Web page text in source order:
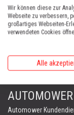
Landstraße 28, 6714
Tel:+43 (0)5552 63868
Fax: +43 (0)5552 66745
office@vonblon.cc
FORST &
AUTOMOWER
Automower
Wir können diese zur
Webseite zu verbessern,
großartiges Webseiten-
verwendeten Cookies
Alle